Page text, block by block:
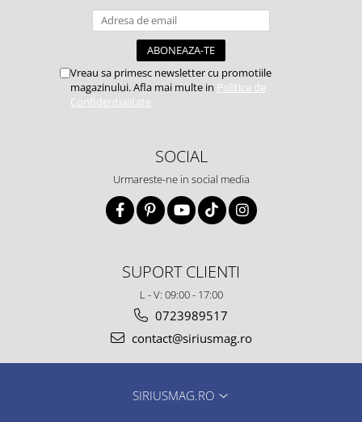
Vreau sa primesc newsletter cu promotiile
magazinului. Afla mai multe in Politica de
Confidentialitate
SOCIAL
Urmareste-ne in social media
SUPORT CLIENTI
L - V: 09:00 - 17:00
0723989517
contact@siriusmag.ro
SIRIUSMAG.RO